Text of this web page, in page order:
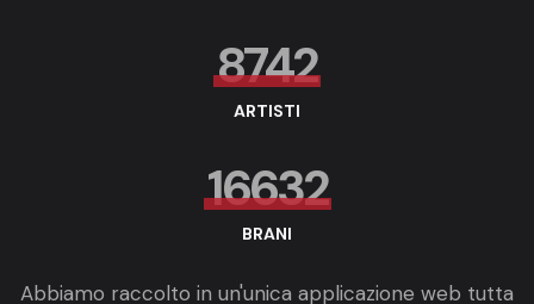
8742
ARTISTI
16632
BRANI
Abbiamo raccolto in un'unica applicazione web tutta